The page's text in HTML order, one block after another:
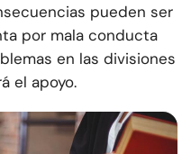
pueden ser
por mala conducta
en las divisiones
el apoyo.